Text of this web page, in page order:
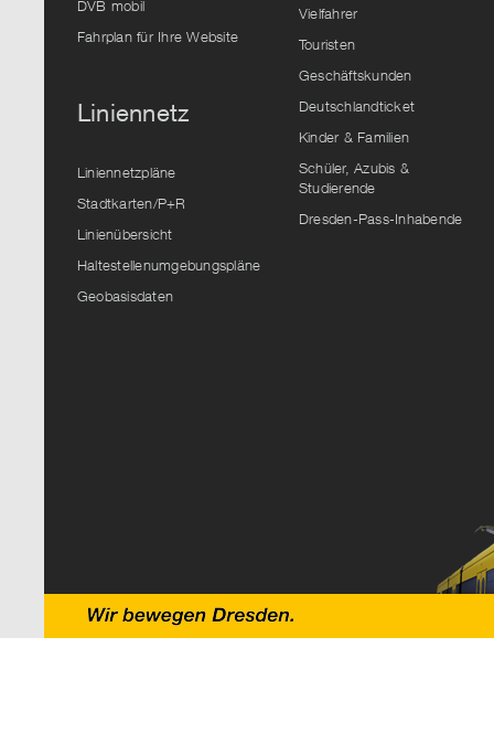
DVB mobil
Fahrplan für Ihre Website
Liniennetz
Liniennetzpläne
Stadtkarten/P+R
Linienübersicht
Haltestellenumgebungspläne
Geobasisdaten
Vielfahrer
Touristen
Geschäftskunden
Deutschlandticket
Kinder & Familien
Schüler, Azubis &
Studierende
Dresden-Pass-Inhabende